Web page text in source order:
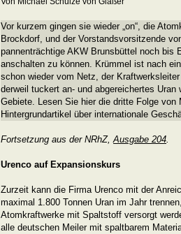
Vor kurzem gingen sie wieder „on“, die
Brockdorf, und der Vorstandsvorsitzende
pannenträchtige AKW Brunsbüttel noch bis
anschalten zu können. Krümmel ist nach
schon wieder vom Netz, der
derweil tuckert an- und abgereichertes
Gebiete. Lesen Sie hier die dritte Folge
Hintergrundartikel über internationale
Fortsetzung aus der NRhZ,Ausgabe 204.
Urenco auf Expansionskurs
Zurzeit kann die Firma Urenco mit der
maximal 1.800 Tonnen Uran im Jahr
Atomkraftwerke mit Spaltstoff versorgt
alle deutschen Meiler mit spaltbarem